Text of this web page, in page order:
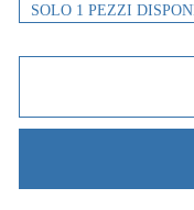
SOLO 1 PEZZI